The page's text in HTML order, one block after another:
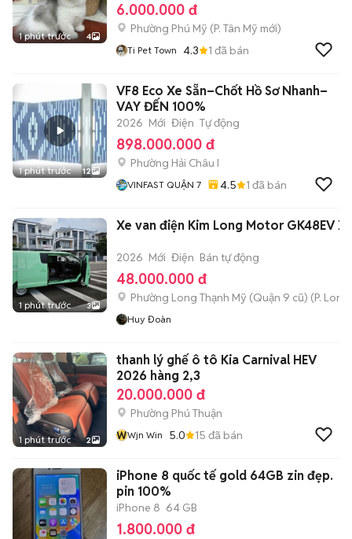
1 phút trước 4
6.000.000 đ
Phường Phú Mỹ (P. Tân Mỹ mới)
Ti Pet Town 4.3 1 đã bán
1 phút trước 12
VF8 Eco Xe Sẵn–Chốt Hồ Sơ Nhanh–
VAY ĐẾN 100%
2026 Mới Điện Tự động
898.000.000 đ
Phường Hải Châu I
VINFAST QUẬN 7 4.5 1 đã bán
1 phút trước 3
Xe van điện Kim Long Motor GK48EV
2026 Mới Điện Bán tự động
48.000.000 đ
Phường Long Thạnh Mỹ (Quận 9 cũ) (P.
Huy Đoàn
1 phút trước 2
thanh lý ghế ô tô Kia Carnival HEV
2026 hàng 2,3
20.000.000 đ
Phường Phú Thuận
WWjn Win 5.0 15 đã bán
iPhone 8 quốc tế gold 64GB zin đẹp.
pin 100%
iPhone 8 64 GB
1.800.000 đ